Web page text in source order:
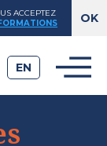
ACCEPTEZ
EN